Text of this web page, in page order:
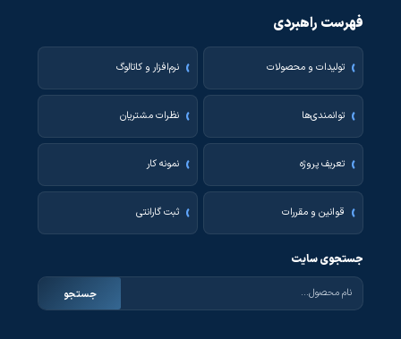
فهرست راهبردی
تولیدات و محصولات نرم‌افزار و کاتالوگ
توانمندی‌ها نظرات مشتریان
تعریف پروژه نمونه کار
قوانین و مقررات ثبت گارانتی
جستجوی سایت
جستجو